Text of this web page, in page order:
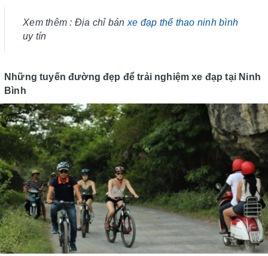
Xem thêm : Địa chỉ bán xe đạp thể thao ninh bình
uy tín
Những tuyến đường đẹp để trải nghiệm xe đạp tại Ninh
Bình